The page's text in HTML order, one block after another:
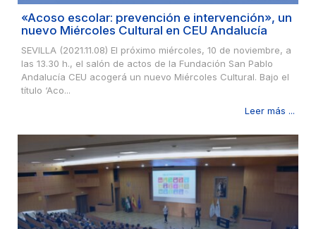
«Acoso escolar: prevención e intervención», un
nuevo Miércoles Cultural en CEU Andalucía
SEVILLA (2021.11.08) El próximo miércoles, 10 de noviembre, a
las 13.30 h., el salón de actos de la Fundación San Pablo
Andalucía CEU acogerá un nuevo Miércoles Cultural. Bajo el
título ‘Aco...
Leer más ...